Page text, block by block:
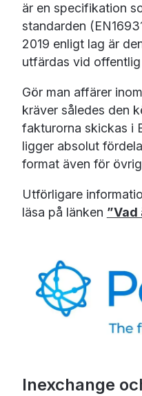
är en specifikation
standarden
2019 enligt lag är
utfärdas vid
Gör man affärer
kräver således den
fakturorna skickas i
ligger absolut
format även för
Utförligare
läsa på länken ”Vad
Inexchange